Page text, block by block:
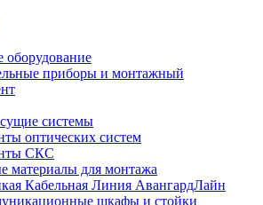
оборудование
приборы и монтажный
системы
оптических систем
СКС
материалы для монтажа
Кабельная Линия АвангардЛайн
шкафы и стойки